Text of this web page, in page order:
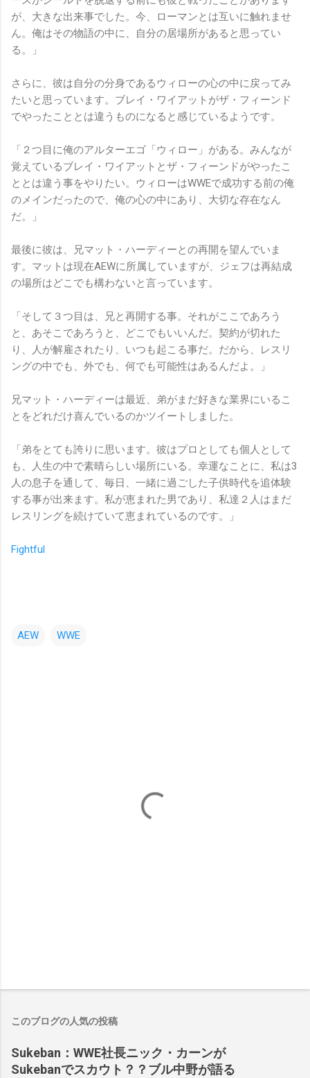
が、大きな出来事でした。今、ローマンとは互いに触れませ
ん。俺はその物語の中に、自分の居場所があると思ってい
る。」
さらに、彼は自分の分身であるウィローの心の中に戻ってみ
たいと思っています。ブレイ・ワイアットがザ・フィーンド
でやったこととは違うものになると感じているようです。
「２つ目に俺のアルターエゴ「ウィロー」がある。みんなが
覚えているブレイ・ワイアットとザ・フィーンドがやったこ
ととは違う事をやりたい。ウィローはWWEで成功する前の俺
のメインだったので、俺の心の中にあり、大切な存在なん
だ。」
最後に彼は、兄マット・ハーディーとの再開を望んでいま
す。マットは現在AEWに所属していますが、ジェフは再結成
の場所はどこでも構わないと言っています。
「そして３つ目は、兄と再開する事。それがここであろう
と、あそこであろうと、どこでもいいんだ。契約が切れた
り、人が解雇されたり、いつも起こる事だ。だから、レスリ
ングの中でも、外でも、何でも可能性はあるんだよ。」
兄マット・ハーディーは最近、弟がまだ好きな業界にいるこ
とをどれだけ喜んでいるのかツイートしました。
「弟をとても誇りに思います。彼はプロとしても個人として
も、人生の中で素晴らしい場所にいる。幸運なことに、私は3
人の息子を通して、毎日、一緒に過ごした子供時代を追体験
する事が出来ます。私が恵まれた男であり、私達２人はまだ
レスリングを続けていて恵まれているのです。」
Fightful
AEW WWE
このブログの人気の投稿
Sukeban：WWE社長ニック・カーンが
Sukebanでスカウト？？ブル中野が語る